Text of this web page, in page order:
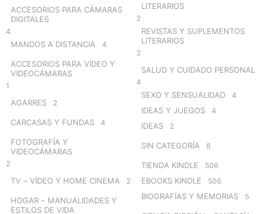
ACCESORIOS PARA CÁMARAS
DIGITALES
4
MANDOS A DISTANCIA 4
ACCESORIOS PARA VÍDEO Y
VIDEOCÁMARAS
1
AGARRES 2
CARCASAS Y FUNDAS 4
FOTOGRAFÍA Y
VIDEOCÁMARAS
2
TV – VÍDEO Y HOME CINEMA 2
HOGAR – MANUALIDADES Y
ESTILOS DE VIDA
LITERARIOS
2
REVISTAS Y SUPLEMENTOS
LITERARIOS
2
SALUD Y CUIDADO PERSONAL
4
SEXO Y SENSUALIDAD 4
IDEAS Y JUEGOS 4
IDEAS 2
SIN CATEGORÍA 8
TIENDA KINDLE 506
EBOOKS KINDLE 506
BIOGRAFÍAS Y MEMORIAS 5